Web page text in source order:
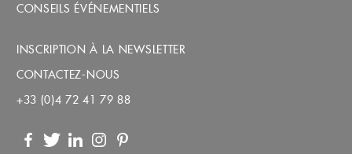
CONSEILS ÉVÉNEMENTIELS
INSCRIPTION À LA NEWSLETTER
CONTACTEZ-NOUS
+33 (0)4 72 41 79 88